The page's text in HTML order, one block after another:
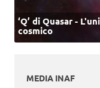
‘Q’ di Quasar -
cosmico
MEDIA INAF